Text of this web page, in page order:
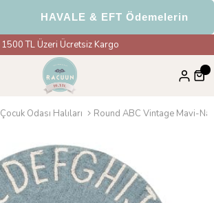
HAVALE & EFT Ödemelerinde
1500 TL Üzeri Ücretsiz Kargo
Çocuk Odası Halıları Round ABC Vintage Mavi-